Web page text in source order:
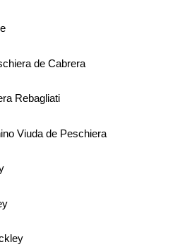
de Cabrera
Rebagliati
Viuda de Peschiera